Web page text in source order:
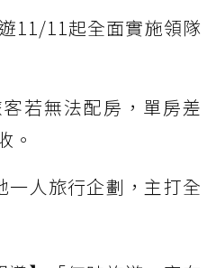
11/11起全面實施領隊
若無法配房，單房差
。
一人旅行企劃，主打全